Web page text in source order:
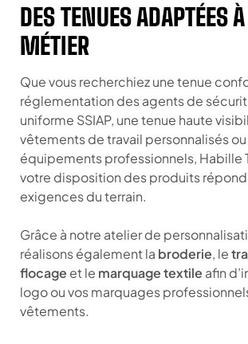
DES TENUES ADAPTÉES
MÉTIER
Que vous recherchiez une tenue
réglementation des agents de
uniforme SSIAP, une tenue haute
vêtements de travail personnalisés
équipements professionnels, Habille
votre disposition des produits
exigences du terrain.
Grâce à notre atelier de
réalisons également la broderie, le
flocage et le marquage textile afin
logo ou vos marquages
vêtements.